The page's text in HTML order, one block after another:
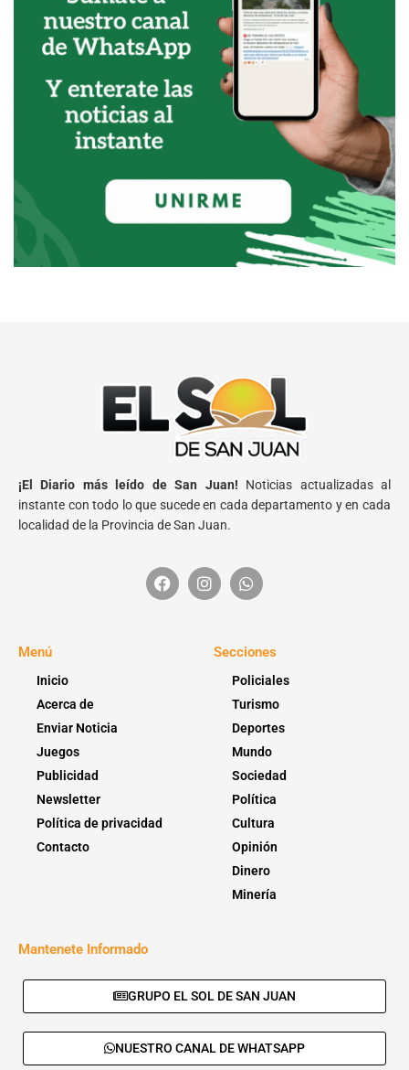
¡El Diario más leído de San Juan! Noticias actualizadas al
instante con todo lo que sucede en cada departamento y en cada
localidad de la Provincia de San Juan.
Menú
Inicio
Acerca de
Enviar Noticia
Juegos
Publicidad
Newsletter
Política de privacidad
Contacto
Secciones
Policiales
Turismo
Deportes
Mundo
Sociedad
Política
Cultura
Opinión
Dinero
Minería
Mantenete Informado
GRUPO EL SOL DE SAN JUAN
NUESTRO CANAL DE WHATSAPP